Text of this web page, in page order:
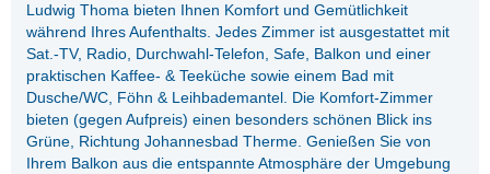
Ludwig Thoma bieten Ihnen Komfort und Gemütlichkeit
während Ihres Aufenthalts. Jedes Zimmer ist ausgestattet mit
Sat.-TV, Radio, Durchwahl-Telefon, Safe, Balkon und einer
praktischen Kaffee- & Teeküche sowie einem Bad mit
Dusche/WC, Föhn & Leihbademantel. Die Komfort-Zimmer
bieten (gegen Aufpreis) einen besonders schönen Blick ins
Grüne, Richtung Johannesbad Therme. Genießen Sie von
Ihrem Balkon aus die entspannte Atmosphäre der Umgebung